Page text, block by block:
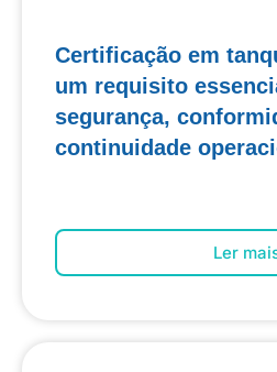
Certificação em
um requisito
segurança,
continuidade
Ler